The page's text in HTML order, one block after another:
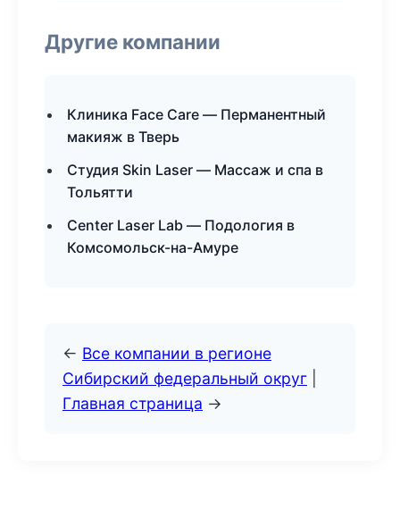
Другие компании
Клиника Face Care — Перманентный
макияж в Тверь
Студия Skin Laser — Массаж и спа в
Тольятти
Center Laser Lab — Подология в
Комсомольск-на-Амуре
← Все компании в регионе
Сибирский федеральный округ
Главная страница →